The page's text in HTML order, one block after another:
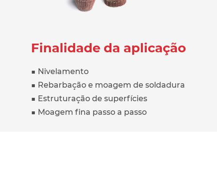
Finalidade da aplicação
■ Nivelamento
■ Rebarbação e moagem de soldadura
■ Estruturação de superfícies
■ Moagem fina passo a passo